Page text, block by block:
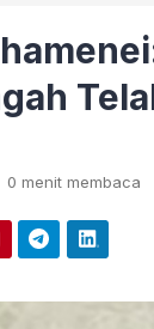
0 menit membaca